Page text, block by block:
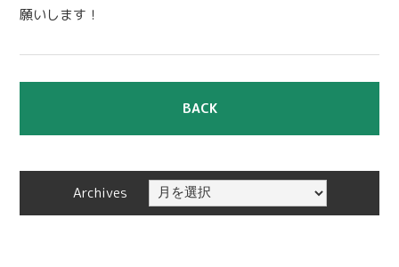
願いします！
BACK
Archives